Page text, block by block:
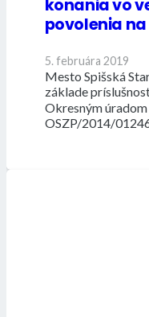
konania vo
povolenia
5. februára 2019
Mesto Spišská
základe
Okresným
OSZP/2014/